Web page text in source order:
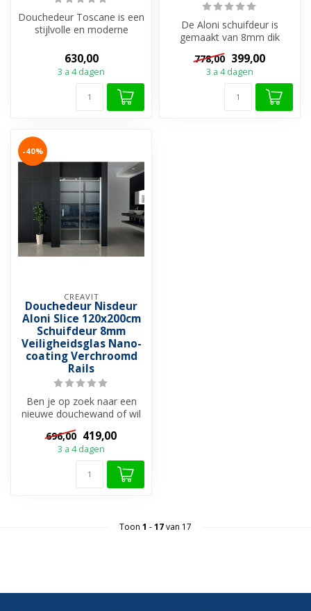
Douchedeur Toscane is een
stijlvolle en moderne
alumini...
630,00
3 a 4 dagen
De Aloni schuifdeur is
gemaakt van 8mm dik
laag. D...
778,00 399,00
3 a 4 dagen
-40%
CREAVIT
Douchedeur Nisdeur
Aloni Slice 120x200cm
Schuifdeur 8mm
Veiligheidsglas Nano-
coating Verchroomd
Rails
Ben je op zoek naar een
nieuwe douchewand of wil
je je huidige glazen wand
verva...
696,00 419,00
3 a 4 dagen
Toon 1 -17van 17